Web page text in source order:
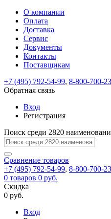
ВходРегистрация
Только
test@example.com
отправлена
по
ней
для
регистрации.
Ок
Только
Запомнить
меня
Забыли
Восстановление
пароля
Заполните
форму.
Мы
отправим
ссылку
на
указанный
электронный
адрес,
перейдя
по
которой
вы
новый
На
вашу
test@test.ru
отправлена
ссылка.
Перейдите
по
для
смены
пароля.
Введите
новый
пароль
Сменить
Пароль
успешно
Войти
Обратная
связь
Сообщение
пользовательского
соглашения
Ваше
сообщение
успешно
О компании
Оплата
Доставка
Сервис
Документы
Контакты
Поставщикам
+7 (495) 792-54-99, 8-800-700-
Обратная связь
Вход
Регистрация
Поиск среди 2820
Сравнение товаров
+7 (495) 792-54-99, 8-800-700-
0 товаров 0 руб.
Скидка
0 руб.
Вход